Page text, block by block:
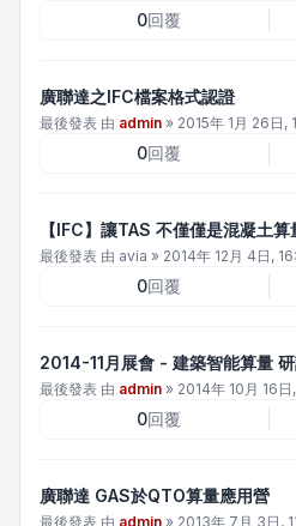
0回覆
廣聯達之IFC檔案格式認證
最後發表 由 admin » 2015年 1月 26日,
0回覆
【IFC】讓TAS 不僅僅是混凝土
最後發表 由 avia » 2014年 12月 4日,
0回覆
2014-11月展會 - 建築智能算量
最後發表 由 admin » 2014年 10月 16日
0回覆
廣聯達 GAS於QTO算量應用營
最後發表 由 admin » 2013年 7月 3日,